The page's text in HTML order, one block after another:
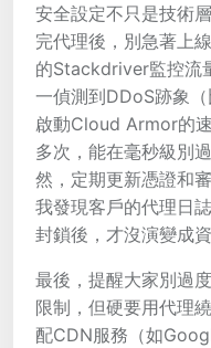
安全設定不只是技術
完代理後，別急著上
的Stackdriver監控流
一偵測到DDoS跡象
啟動Cloud Armor的
多次，能在毫秒級別
然，定期更新憑證和
我發現客戶的代理日
封鎖後，才沒演變成
最後，提醒大家別過
限制，但硬要用代理
配CDN服務（如